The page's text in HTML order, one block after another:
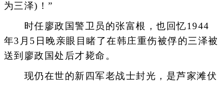
为三泽)！”
时任廖政国警卫员的张富根，也回忆1944
年3月5日晚亲眼目睹了在韩庄重伤被俘的三泽被
送到廖政国处后才毙命。
现仍在世的新四军老战士封光，是芦家滩伏